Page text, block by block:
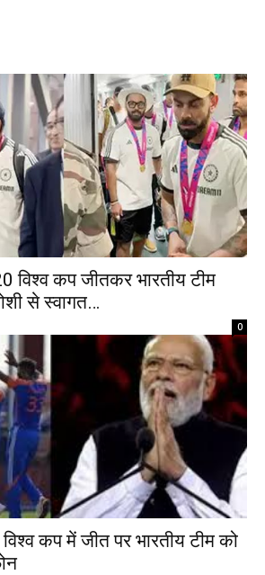
विश्व कप जीतकर भारतीय टीम
से स्वागत…
0
कप में जीत पर भारतीय टीम को